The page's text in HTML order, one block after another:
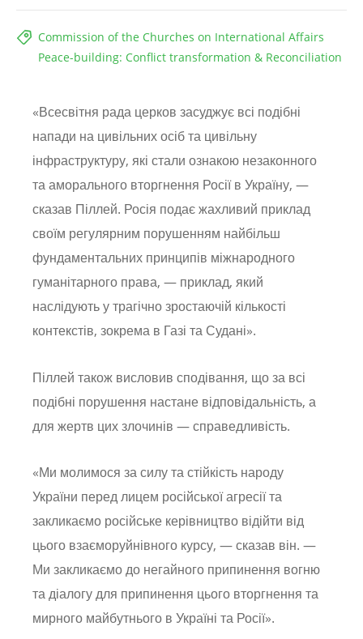
Commission of the Churches on International Affairs
Peace-building: Conflict transformation & Reconciliation
«Всесвітня рада церков засуджує всі подібні
напади на цивільних осіб та цивільну
інфраструктуру, які стали ознакою незаконного
та аморального вторгнення Росії в Україну, —
сказав Піллей. Росія подає жахливий приклад
своїм регулярним порушенням найбільш
фундаментальних принципів міжнародного
гуманітарного права, — приклад, який
наслідують у трагічно зростаючій кількості
контекстів, зокрема в Газі та Судані».
Піллей також висловив сподівання, що за всі
подібні порушення настане відповідальність, а
для жертв цих злочинів — справедливість.
«Ми молимося за силу та стійкість народу
України перед лицем російської агресії та
закликаємо російське керівництво відійти від
цього взаєморуйнівного курсу, — сказав він. —
Ми закликаємо до негайного припинення вогню
та діалогу для припинення цього вторгнення та
мирного майбутнього в Україні та Росії».